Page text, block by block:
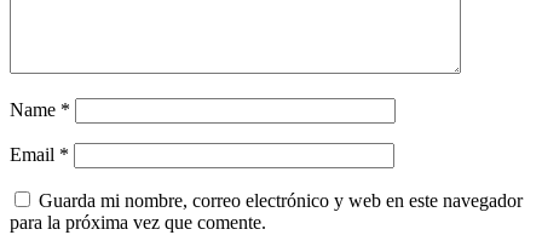
Name *
Email *
Guarda mi nombre, correo electrónico y web en este navegador
para la próxima vez que comente.